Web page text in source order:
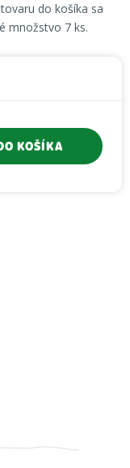
do košíka sa
množstvo 7 ks.
KOŠÍKA